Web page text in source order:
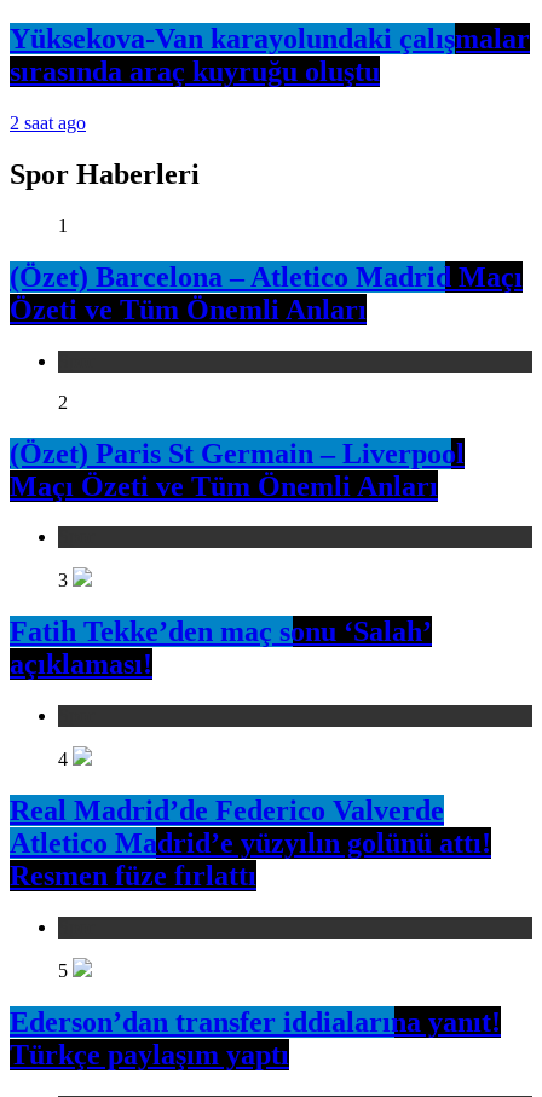
Yüksekova-Van karayolundaki çalışmalar
sırasında araç kuyruğu oluştu
2 saat ago
Spor Haberleri
1
(Özet) Barcelona – Atletico Madrid Maçı
Özeti ve Tüm Önemli Anları
2
(Özet) Paris St Germain – Liverpool
Maçı Özeti ve Tüm Önemli Anları
3
Fatih Tekke’den maç sonu ‘Salah’
açıklaması!
4
Real Madrid’de Federico Valverde
Atletico Madrid’e yüzyılın golünü attı!
Resmen füze fırlattı
5
Ederson’dan transfer iddialarına yanıt!
Türkçe paylaşım yaptı